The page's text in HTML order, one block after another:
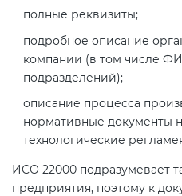
полные реквизиты;
подробное описание
компании (в том числе
подразделений);
описание процесса
нормативные документы
технологические
ИСО 22000 подразумевает
предприятия, поэтому к